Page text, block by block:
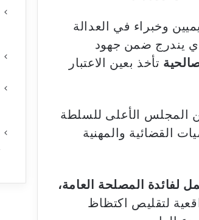
وخبراء في العدالة
يندرج ضمن جهود
تأخذ بعين الاعتبار
المجلس الأعلى للسلطة
القضائية والمهنية
لفائدة المصلحة العامة،
لتقليص اكتظاظ